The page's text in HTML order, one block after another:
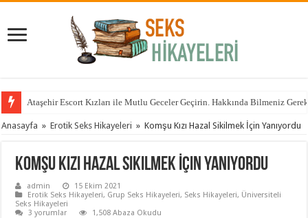
Ataşehir Escort Kızları ile Mutlu Geceler Geçirin. Hakkında Bilmeniz
Anasayfa » Erotik Seks Hikayeleri » Komşu Kızı Hazal Sikilmek İçin Yanıyordu
Komşu Kızı Hazal Sikilmek İçin Yanıyordu
admin
15 Ekim 2021
Erotik Seks Hikayeleri, Grup Seks Hikayeleri, Seks Hikayeleri, Üniversiteli
Seks Hikayeleri
3 yorumlar
1,508 Abaza Okudu